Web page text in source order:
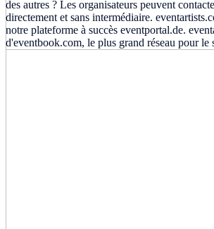
des autres ? Les organisateurs peuvent
directement et sans intermédiaire.
notre plateforme à succès eventportal.de.
d'eventbook.com, le plus grand réseau pour le